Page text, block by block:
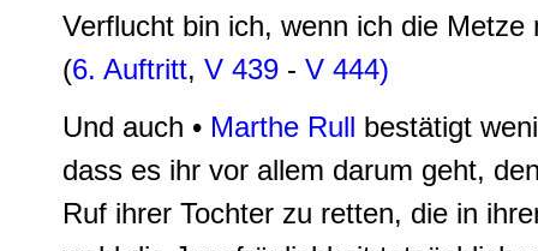
Verflucht bin ich, wenn ich die Metze
(6. Auftritt, V 439 - V 444)
Und auch • Marthe Rull bestätigt
dass es ihr vor allem darum geht,
Ruf ihrer Tochter zu retten, die in